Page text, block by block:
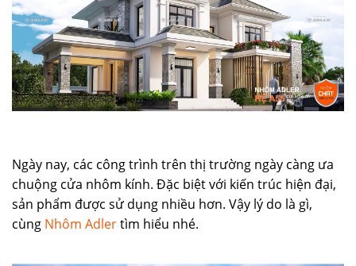
Ngày nay, các công trình trên thị trường ngày càng ưa
chuộng cửa nhôm kính. Đặc biệt với kiến trúc hiện đại,
sản phẩm được sử dụng nhiều hơn. Vậy lý do là gì,
cùng Nhôm Adlertìm hiểu nhé.